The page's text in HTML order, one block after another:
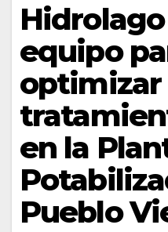
equipo
optimizar
en la
Pueblo